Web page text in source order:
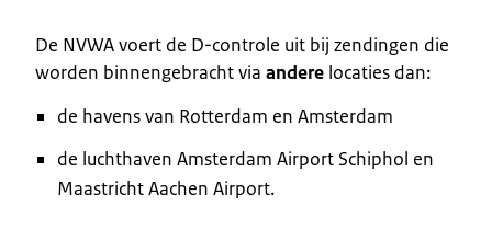
De NVWA voert de D-controle uit bij zendingen die
worden binnengebracht via andere locaties dan:
de havens van Rotterdam en Amsterdam
de luchthaven Amsterdam Airport Schiphol en
Maastricht Aachen Airport.